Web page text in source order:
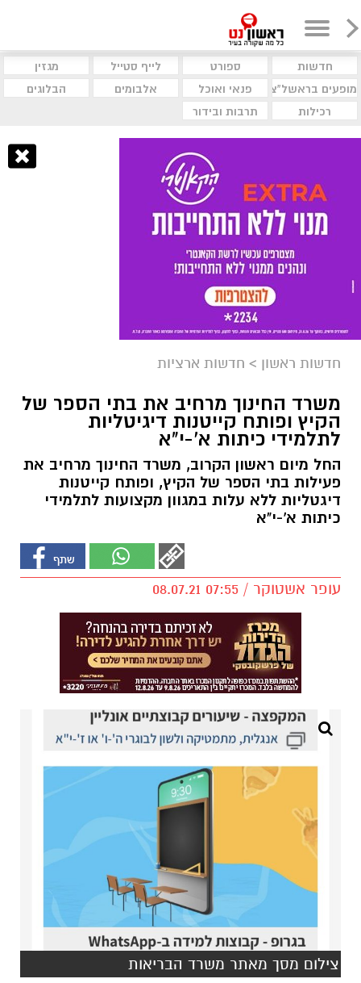
חדשות ספורט לייף סטייל
מגזין
מופעים בראשל"צ
פנאי ואוכל אלבומים
הבלוגים
רכילות
תרבות ובידור
חדשות ראשון > חדשות ארציות
משרד החינוך מרחיב את בתי הספר של
הקיץ ופותח קייטנות דיגיטליות
לתלמידי כיתות א'-י"א
החל מיום ראשון הקרוב, משרד החינוך מרחיב את
פעילות בתי הספר של הקיץ, ופותח קייטנות
דיגטליות ללא עלות במגוון מקצועות לתלמידי
כיתות א'-י"א
עופר אשטוקר / 07:55 08.07.21
צילום מסך מאתר משרד הבריאות